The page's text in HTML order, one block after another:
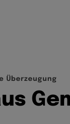
Ü berzeugu ng
us Ge